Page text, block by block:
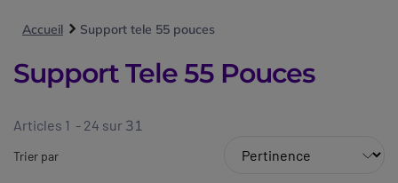
Accueil Support tele 55 pouces
Support Tele 55 Pouces
Articles 1 - 24 sur 31
Trier par